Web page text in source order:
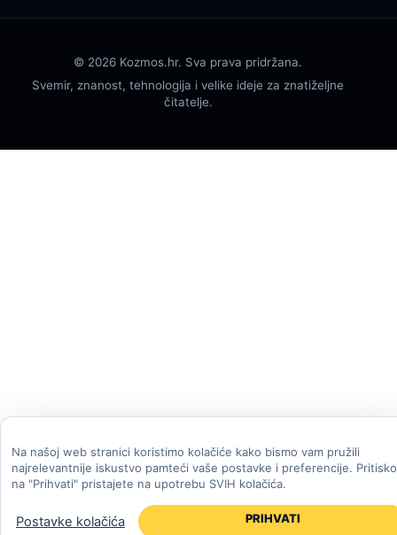
© 2026 Kozmos.hr. Sva prava pridržana.
Svemir, znanost, tehnologija i velike ideje za znatiželjne
čitatelje.
Na našoj web stranici koristimo kolačiće kako bismo vam pružili
najrelevantnije iskustvo pamteći vaše postavke i preferencije.
na "Prihvati" pristajete na upotrebu SVIH kolačića.
Postavke kolačića PRIHVATI